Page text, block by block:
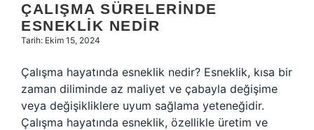
ÇALIŞMA SÜRELERINDE
ESNEKLIK NEDIR
Tarih: Ekim 15, 2024
Çalışma hayatında esneklik nedir? Esneklik, kısa bir
zaman diliminde az maliyet ve çabayla değişime
veya değişikliklere uyum sağlama yeteneğidir.
Çalışma hayatında esneklik, özellikle üretim ve